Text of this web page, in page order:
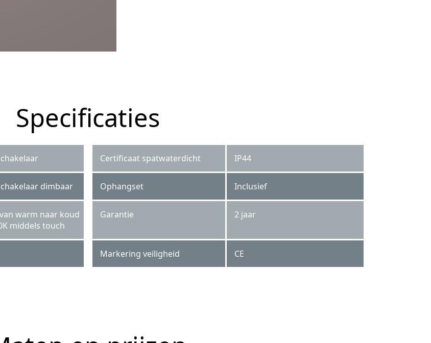
Specificaties
Certificaat spatwaterdicht IP44
dimbaar Ophangset Inclusief
warm naar koud
middels touch
Garantie 2 jaar
Markering veiligheid
CE